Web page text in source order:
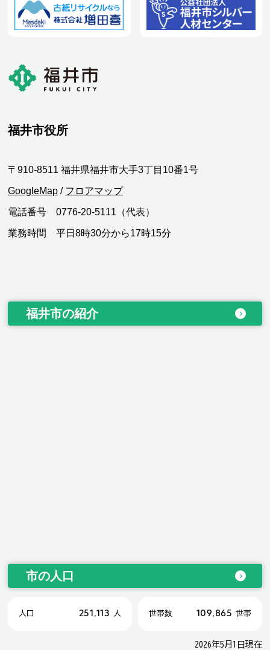
福井市役所
〒910-8511 福井県福井市大手3丁目10番1号
GoogleMap / フロアマップ
電話番号 0776-20-5111（代表）
業務時間 平日8時30分から17時15分
福井市の紹介
市の人口
人口 251,113 人 世帯数 109,865 世帯
2026年5月1日現在